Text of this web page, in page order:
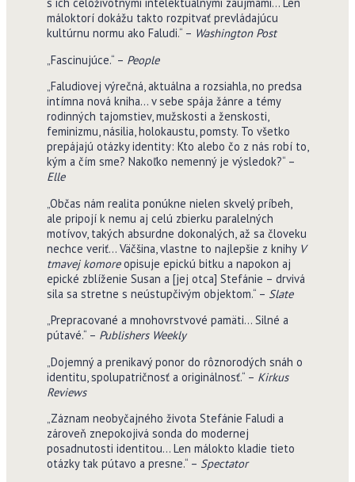
máloktorí dokážu takto rozpitvať prevládajúcu
kultúrnu normu ako Faludi.“ – Washington Post
„Fascinujúce.“ – People
„Faludiovej výrečná, aktuálna a rozsiahla, no predsa
intímna nová kniha… v sebe spája žánre a témy
rodinných tajomstiev, mužskosti a ženskosti,
feminizmu, násilia, holokaustu, pomsty. To všetko
prepájajú otázky identity: Kto alebo čo z nás robí to,
kým a čím sme? Nakoľko nemenný je výsledok?“ –
Elle
„Občas nám realita ponúkne nielen skvelý príbeh,
ale pripojí k nemu aj celú zbierku paralelných
motívov, takých absurdne dokonalých, až sa človeku
nechce veriť… Väčšina, vlastne to najlepšie z knihy V
tmavej komoreopisuje epickú bitku a napokon aj
epické zblíženie Susan a [jej otca] Stefánie – drvivá
sila sa stretne s neústupčivým objektom.“ – Slate
„Prepracované a mnohovrstvové pamäti… Silné a
pútavé.“ – Publishers Weekly
„Dojemný a prenikavý ponor do rôznorodých snáh o
identitu, spolupatričnosť a originálnosť.“ – Kirkus
Reviews
„Záznam neobyčajného života Stefánie Faludi a
zároveň znepokojivá sonda do modernej
posadnutosti identitou… Len málokto kladie tieto
otázky tak pútavo a presne.“ – Spectator